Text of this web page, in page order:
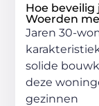
Hoe
Woerden
Jaren 30-
solide
deze
gezinnen